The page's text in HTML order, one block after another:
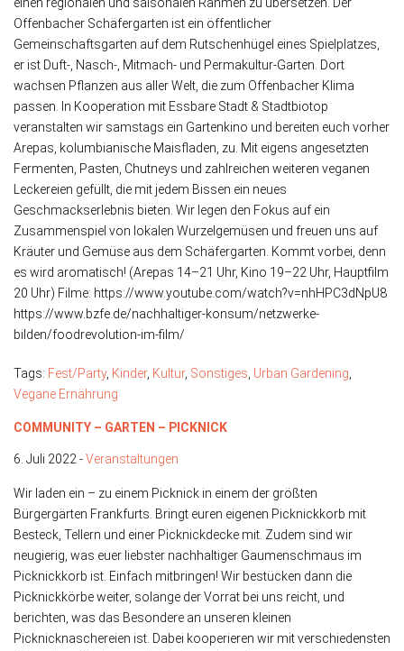
Offenbacher Schäfergarten ist ein öffentlicher
Gemeinschaftsgarten auf dem Rutschenhügel eines Spielplatzes,
er ist Duft-, Nasch-, Mitmach- und Permakultur-Garten. Dort
wachsen Pflanzen aus aller Welt, die zum Offenbacher Klima
passen. In Kooperation mit Essbare Stadt & Stadtbiotop
veranstalten wir samstags ein Gartenkino und bereiten euch vorher
Arepas, kolumbianische Maisfladen, zu. Mit eigens angesetzten
Fermenten, Pasten, Chutneys und zahlreichen weiteren veganen
Leckereien gefüllt, die mit jedem Bissen ein neues
Geschmackserlebnis bieten. Wir legen den Fokus auf ein
Zusammenspiel von lokalen Wurzelgemüsen und freuen uns auf
Kräuter und Gemüse aus dem Schäfergarten. Kommt vorbei, denn
es wird aromatisch! (Arepas 14–21 Uhr, Kino 19–22 Uhr, Hauptfilm
20 Uhr) Filme: https://www.youtube.com/watch?v=nhHPC3dNpU8
https://www.bzfe.de/nachhaltiger-konsum/netzwerke-
bilden/foodrevolution-im-film/
Tags: Fest/Party, Kinder, Kultur, Sonstiges Urban Gardening
Vegane Ernährung
COMMUNITY – GARTEN – PICKNICK
6. Juli 2022 -Veranstaltungen
Wir laden ein – zu einem Picknick in einem der größten
Bürgergärten Frankfurts. Bringt euren eigenen Picknickkorb mit
Besteck, Tellern und einer Picknickdecke mit. Zudem sind wir
neugierig, was euer liebster nachhaltiger Gaumenschmaus im
Picknickkorb ist. Einfach mitbringen! Wir bestücken dann die
Picknickkörbe weiter, solange der Vorrat bei uns reicht, und
berichten, was das Besondere an unseren kleinen
Picknicknaschereien ist. Dabei kooperieren wir mit verschiedensten